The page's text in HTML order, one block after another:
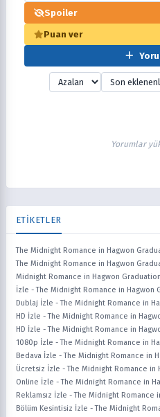
Spoiler
Puan ver
Yorumlar
ETİKETLER
The Midnight Romance in Hagwon
The Midnight Romance in Hagwon
Midnight Romance in Hagwon
İzle -The Midnight Romance in Hagwon
Dublaj İzle -The Midnight Romance in
HD İzle -The Midnight Romance in
HD İzle -The Midnight Romance in
1080p İzle -The Midnight Romance in
Bedava İzle -The Midnight Romance in
Ücretsiz İzle -The Midnight Romance in
Online İzle -The Midnight Romance in
Reklamsız İzle -The Midnight Romance
Bölüm Kesintisiz İzle -The Midnight